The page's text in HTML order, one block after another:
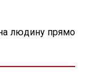
людину прямо